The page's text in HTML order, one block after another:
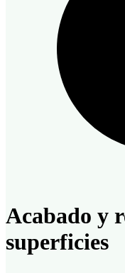
Acabado y
superficies